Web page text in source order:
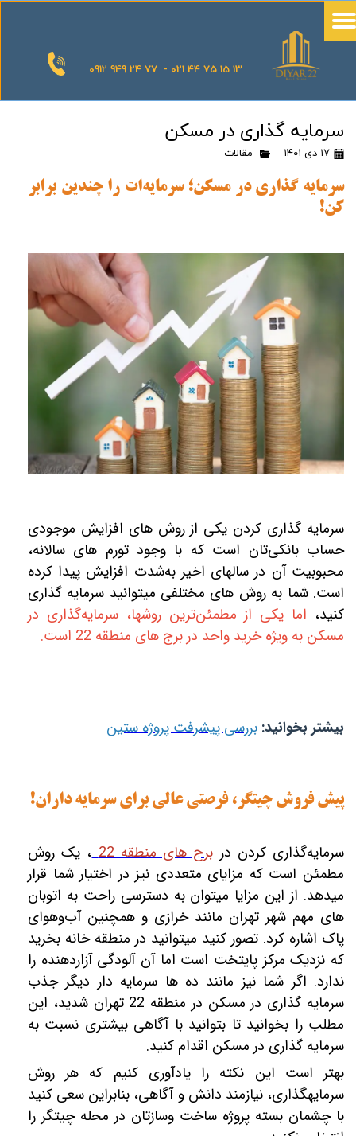
0912 949 24 77 - 021 44 75 15 13
سرمایه گذاری در مسکن
۱۷ دی ۱۴۰۱ مقالات
سرمایه گذاری در مسکن؛ سرمایه‌ات را چندین برابر
کن!
سرمایه گذاری کردن یکی از روش‎ های افزایش موجودی
حساب بانکی‌تان است که با وجود تورم‎ های سالانه،
محبوبیت آن در سال‎های اخیر به‌شدت افزایش پیدا کرده
است. شما به روش ‎های مختلفی می‎توانید سرمایه ‎گذاری
کنید،
اما یکی از مطمئن‌ترین روش‎ها، سرمایه‌گذاری در
مسکن به ویژه خرید واحد در برج های منطقه 22 است.
بیشتر بخوانید: بررسی پیشرفت پروژه ستین
پیش فروش چیتگر، فرصتی عالی برای سرمایه‎ داران!
سرمایه‌گذاری کردن در برج های منطقه 22
، یک روش
مطمئن است که مزایای متعددی نیز در اختیار شما قرار
های مهم شهر تهران مانند خرازی و همچنین آب‌وهوای
پاک اشاره کرد. تصور کنید می‎توانید در منطقه خانه بخرید
که نزدیک مرکز پایتخت است اما آن آلودگی آزاردهنده را
ندارد. اگر شما نیز مانند ده ‏ها سرمایه‎ دار دیگر جذب
سرمایه‎ گذاری در مسکن در منطقه 22 تهران شدید، این
مطلب را بخوانید تا بتوانید با آگاهی بیشتری نسبت به
سرمایه گذاری در مسکن اقدام کنید.
بهتر است این نکته را یادآوری کنیم که هر روش
سرمایه‎گذاری، نیازمند دانش و آگاهی، بنابراین سعی کنید
با چشمان بسته پروژه ساخت‎ وسازتان در محله چیتگر را